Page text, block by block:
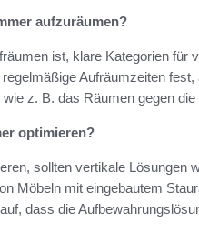
aufzuräumen?
ist, klare Kategorien für
Aufräumzeiten
z. B. das Räumen gegen
optimieren?
sollten vertikale Lösungen
Möbeln mit eingebautem
dass die